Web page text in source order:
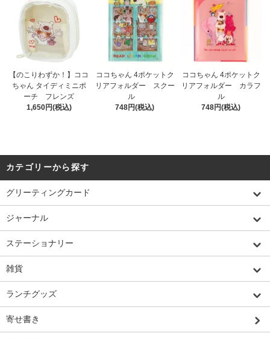
【のこりわずか！】ココ
ちゃん タイディミニポ
ーチ フレンズ
1,650円(税込)
ココちゃん 4ポケットク
リアフォルダー スクー
ル
748円(税込)
ココちゃん 4ポケットク
リアフォルダー カラフ
ル
748円(税込)
カテゴリーから探す
グリーティングカード
ジャーナル
ステーショナリー
雑貨
ランチグッズ
寄せ書き